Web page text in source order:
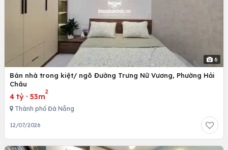
6
Bán nhà trong kiệt/ ngõ Đường Trưng Nữ Vương, Phường Hải
Châu
4 tỷ · 53m
2
Thành phố Đà Nẵng
12/07/2026